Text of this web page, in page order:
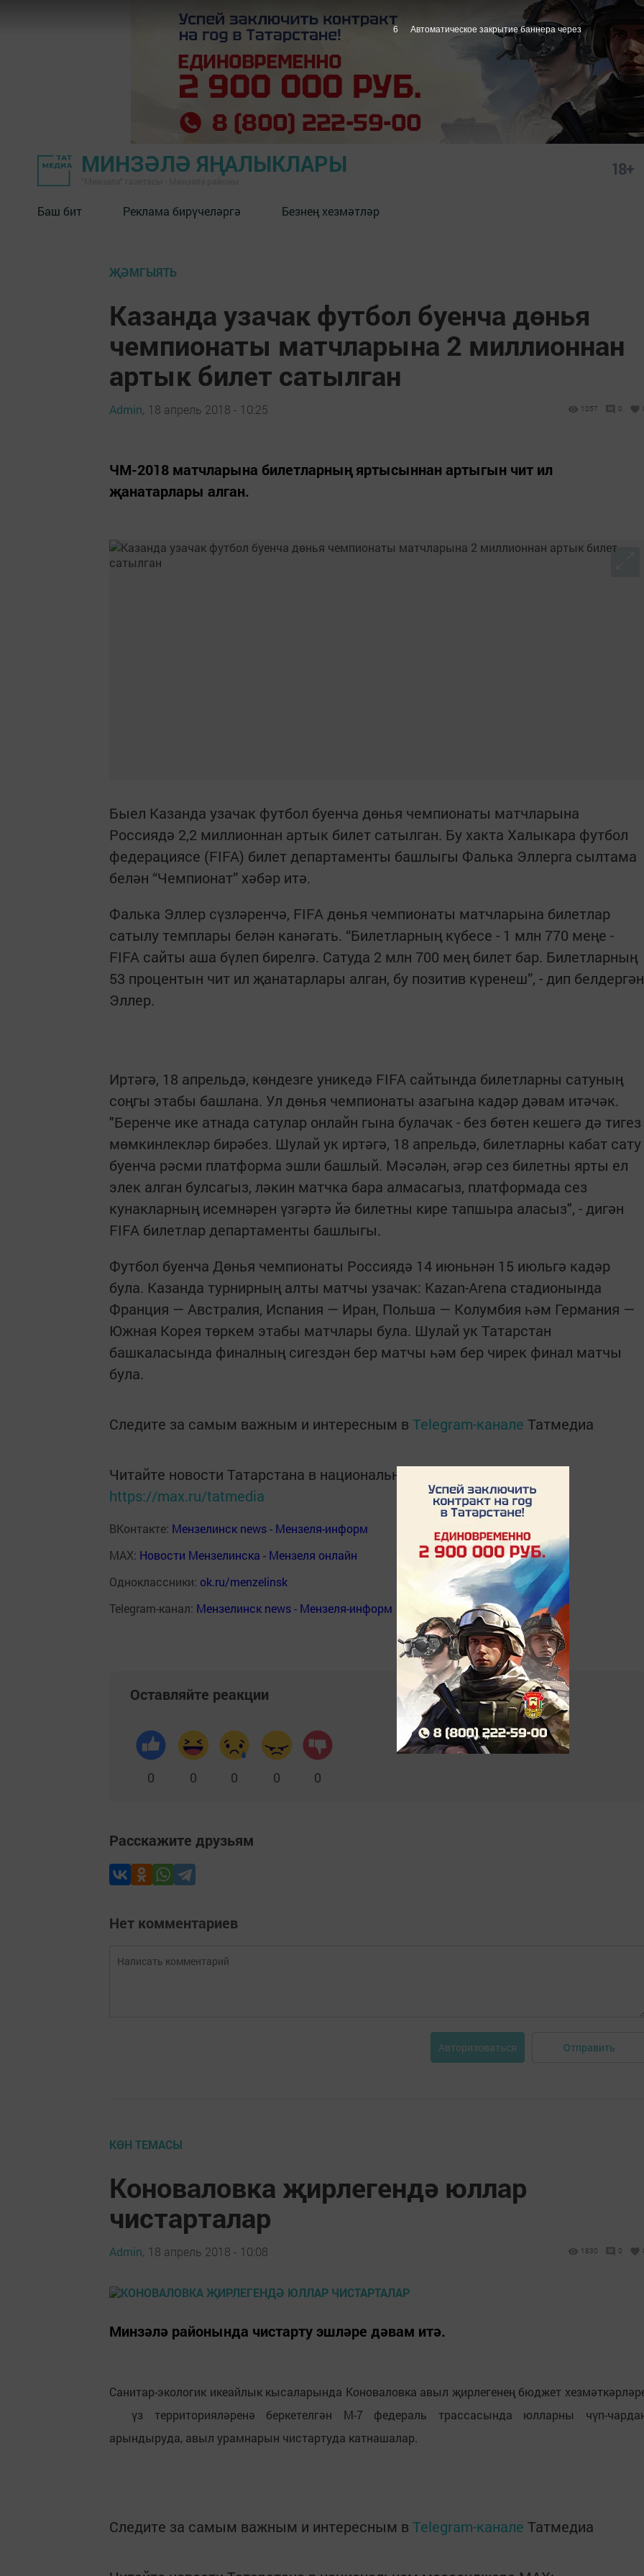
МИНЗӘЛӘ ЯҢАЛЫКЛАРЫ 18+
Баш бит Реклама бирүчеләргә Безнең хезмәтләр
ҖӘМГЫЯТЬ
Казанда узачак футбол буенча дөнья
чемпионаты матчларына 2 миллионнан
артык билет сатылган
Admin, 18 апрель 2018 - 10:25 1057 0
ЧМ-2018 матчларына билетларның яртысыннан артыгын чит ил
җанатарлары алган.
Быел Казанда узачак футбол буенча дөнья чемпионаты матчларына
Россиядә 2,2 миллионнан артык билет сатылган. Бу хакта Халыкара футбол
федерациясе (FIFA) билет департаменты башлыгы Фалька Эллерга сылтама
белән “Чемпионат” хәбәр итә.
Фалька Эллер сүзләренчә, FIFA дөнья чемпионаты матчларына билетлар
сатылу темплары белән канәгать. “Билетларның күбесе - 1 млн 770 меңе -
FIFA сайты аша бүлеп бирелгә. Сатуда 2 млн 700 мең билет бар. Билетларның
53 процентын чит ил җанатарлары алган, бу позитив күренеш”, - дип белдергән
Эллер.
Иртәгә, 18 апрельдә, көндезге уникедә FIFA сайтында билетларны сатуның
соңгы этабы башлана. Ул дөнья чемпионаты азагына кадәр дәвам итәчәк.
"Беренче ике атнада сатулар онлайн гына булачак - без бөтен кешегә дә тигез
мөмкинлекләр бирәбез. Шулай ук иртәгә, 18 апрельдә, билетларны кабат сату
буенча рәсми платформа эшли башлый. Мәсәлән, әгәр сез билетны ярты ел
элек алган булсагыз, ләкин матчка бара алмасагыз, платформада сез
кунакларның исемнәрен үзгәртә йә билетны кире тапшыра аласыз", - дигән
FIFA билетлар департаменты башлыгы.
Футбол буенча Дөнья чемпионаты Россиядә 14 июньнән 15 июльгә кадәр
була. Казанда турнирның алты матчы узачак: Kazan-Arena стадионында
Франция — Австралия, Испания — Иран, Польша — Колумбия һәм Германия —
Южная Корея төркем этабы матчлары була. Шулай ук Татарстан
башкаласында финалның сигездән бер матчы һәм бер чирек финал матчы
була.
Следите за самым важным и интересным в Telegram-канале Татмедиа
Читайте новости Татарстана в национальном мессенджере MАХ:
https://max.ru/tatmedia
ВКонтакте: Мензелинск news - Мензеля-информ
MAX: Новости Мензелинска - Мензеля онлайн
Одноклассники: ok.ru/menzelinsk
Telegram-канал: Мензелинск news - Мензеля-информ
Оставляйте реакции
0 0 0 0 0
Расскажите друзьям
Нет комментариев
Авторизоваться Отправить
КӨН ТЕМАСЫ
Коноваловка җирлегендә юллар
чистарталар
Admin, 18 апрель 2018 - 10:08 1830 0
Минзәлә районында чистарту эшләре дәвам итә.
Санитар-экологик икеайлык кысаларында Коноваловка авыл җирлегенең бюджет
үз территорияләренә беркетелгән М-7 федераль трассасында юлларны чүп-
арындыруда, авыл урамнарын чистартуда катнашалар.
Следите за самым важным и интересным в Telegram-канале Татмедиа
5 Автоматическое закрытие баннера через